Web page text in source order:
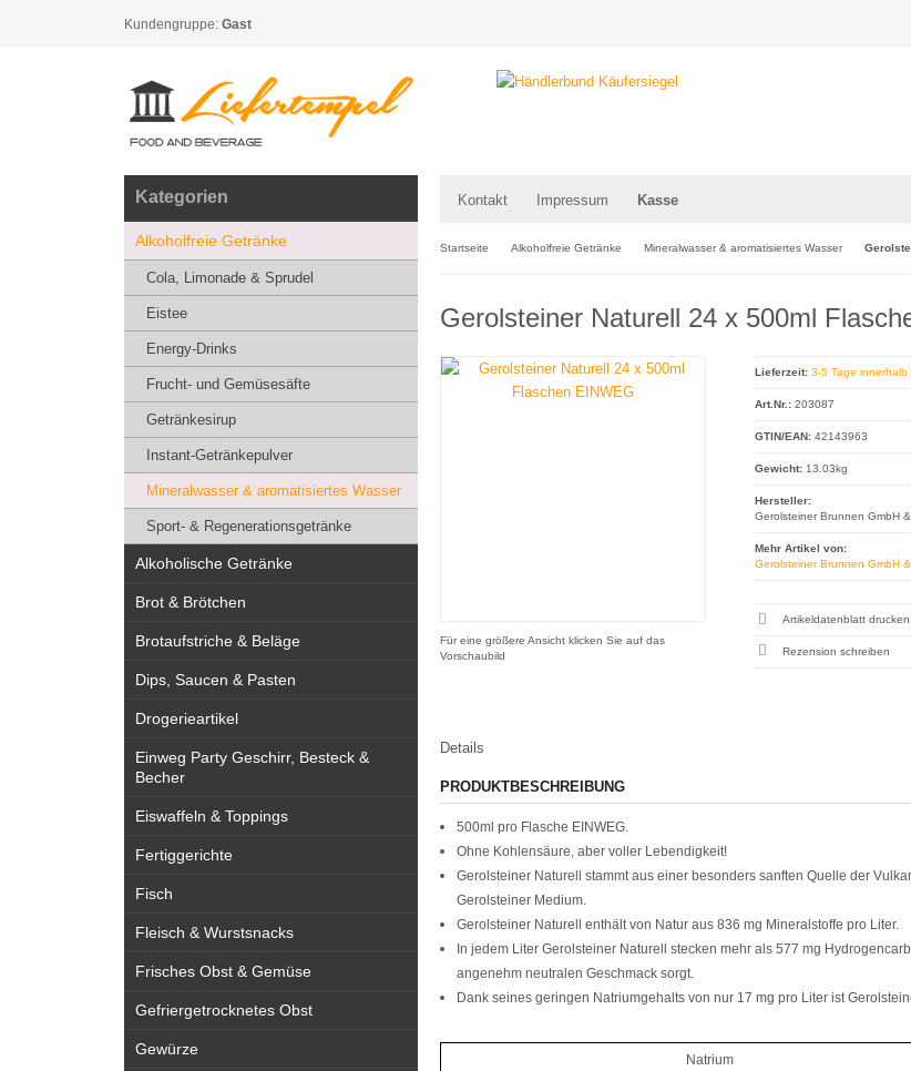
Kundengruppe: Gast
Kontakt Impressum Kasse
Startseite Alkoholfreie Getränke Mineralwasser & aromatisiertes Wasser
Gerolsteiner Naturell 24 x 500ml
Für eine größere Ansicht klicken Sie auf das
Vorschaubild
Lieferzeit: 3-5 Tage
Art.Nr.: 203087
GTIN/EAN: 42143963
Gewicht:13.03kg
Hersteller:
Gerolsteiner Brunnen GmbH
Mehr Artikel von:
Gerolsteiner Brunnen GmbH
Artikeldatenblatt drucken
Rezension schreiben
Details
PRODUKTBESCHREIBUNG
500ml pro Flasche EINWEG.
Ohne Kohlensäure, aber voller Lebendigkeit!
Gerolsteiner Naturell stammt aus einer besonders sanften Quelle der
Gerolsteiner Medium.
Gerolsteiner Naturell enthält von Natur aus 836 mg Mineralstoffe pro Liter.
In jedem Liter Gerolsteiner Naturell stecken mehr als 577 mg
angenehm neutralen Geschmack sorgt.
Dank seines geringen Natriumgehalts von nur 17 mg pro Liter ist
Natrium
Kategorien
Alkoholfreie Getränke
Cola, Limonade & Sprudel
Eistee
Energy-Drinks
Frucht- und Gemüsesäfte
Getränkesirup
Instant-Getränkepulver
Mineralwasser & aromatisiertes Wasser
Sport- & Regenerationsgetränke
Alkoholische Getränke
Brot & Brötchen
Brotaufstriche & Beläge
Dips, Saucen & Pasten
Drogerieartikel
Einweg Party Geschirr, Besteck &
Becher
Eiswaffeln & Toppings
Fertiggerichte
Fisch
Fleisch & Wurstsnacks
Frisches Obst & Gemüse
Gefriergetrocknetes Obst
Gewürze